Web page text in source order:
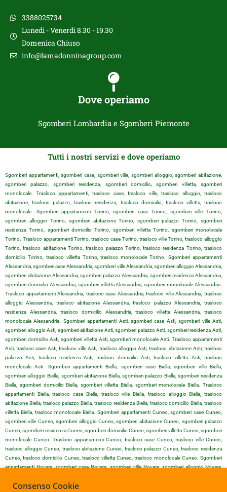
3388025734
Lunedì - Venerdì 8.30 - 19.30
Domenica Chiuso
info@lamadonninagroup.com
Dove operiamo
Sgomberi Lombardia e Sgomberi Piemonte
Tutti i nostri servizi e dove operiamo
Sgomberi appartamenti, sgomberi case, sgomberi ville, sgomberi alloggio, sgomberi abitazione,
sgomberi palazzo, sgomberi residenza, sgomberi domicilio, sgomberi villetta, sgomberi
monolocale. Trasloco appartamenti, trasloco case, trasloco ville, trasloco alloggio, trasloco
abitazione, trasloco palazzo, trasloco residenza, trasloco domicilio, trasloco villetta, trasloco
monolocale. Sgomberi appartamenti Torino, sgomberi case Torino, sgomberi ville Torino,
sgomberi alloggio Torino, sgomberi abitazione Torino, sgomberi palazzo Torino, sgomberi
residenza Torino, sgomberi domicilio Torino, sgomberi villetta Torino, sgomberi monolocale
Torino. Trasloco appartamenti Torino, trasloco case Torino, trasloco ville Torino, trasloco alloggio
Torino, trasloco abitazione Torino, trasloco palazzo Torino, trasloco residenza Torino, trasloco
domicilio Torino, trasloco villetta Torino, trasloco monolocale Torino. Sgomberi appartamenti
Alessandria, sgomberi case Alessandria, sgomberi ville Alessandria, sgomberi alloggio Alessandria,
sgomberi abitazione Alessandria, sgomberi palazzo Alessandria, sgomberi residenza Alessandria,
sgomberi domicilio Alessandria, sgomberi villetta Alessandria, sgomberi monolocale Alessandria.
Trasloco appartamenti Alessandria, trasloco case Alessandria, trasloco ville Alessandria, trasloco
alloggio Alessandria, trasloco abitazione Alessandria, trasloco palazzo Alessandria, trasloco
residenza Alessandria, trasloco domicilio Alessandria, trasloco villetta Alessandria, trasloco
monolocale Alessandria. Sgomberi appartamenti Asti, sgomberi case Asti, sgomberi ville Asti,
sgomberi alloggio Asti, sgomberi abitazione Asti, sgomberi palazzo Asti, sgomberi residenza Asti,
sgomberi domicilio Asti, sgomberi villetta Asti, sgomberi monolocale Asti. Trasloco appartamenti
Asti, trasloco case Asti, trasloco ville Asti, trasloco alloggio Asti, trasloco abitazione Asti, trasloco
palazzo Asti, trasloco residenza Asti, trasloco domicilio Asti, trasloco villetta Asti, trasloco
monolocale Asti. Sgomberi appartamenti Biella, sgomberi case Biella, sgomberi ville Biella,
sgomberi alloggio Biella, sgomberi abitazione Biella, sgomberi palazzo Biella, sgomberi residenza
Biella, sgomberi domicilio Biella, sgomberi villetta Biella, sgomberi monolocale Biella. Trasloco
appartamenti Biella, trasloco case Biella, trasloco ville Biella, trasloco alloggio Biella, trasloco
abitazione Biella, trasloco palazzo Biella, trasloco residenza Biella, trasloco domicilio Biella, trasloco
villetta Biella, trasloco monolocale Biella. Sgomberi appartamenti Cuneo, sgomberi case Cuneo,
sgomberi ville Cuneo, sgomberi alloggio Cuneo, sgomberi abitazione Cuneo, sgomberi palazzo
Cuneo, sgomberi residenza Cuneo, sgomberi domicilio Cuneo, sgomberi villetta Cuneo, sgomberi
monolocale Cuneo. Trasloco appartamenti Cuneo, trasloco case Cuneo, trasloco ville Cuneo,
trasloco alloggio Cuneo, trasloco abitazione Cuneo, trasloco palazzo Cuneo, trasloco residenza
Cuneo, trasloco domicilio Cuneo, trasloco villetta Cuneo, trasloco monolocale Cuneo. Sgomberi
appartamenti Novara, sgomberi case Novara, sgomberi ville Novara, sgomberi alloggio Novara,
domicilio Novara, sgomberi villetta Novara, sgomberi monolocale Novara. Trasloco appartamenti
Consenso Cookie